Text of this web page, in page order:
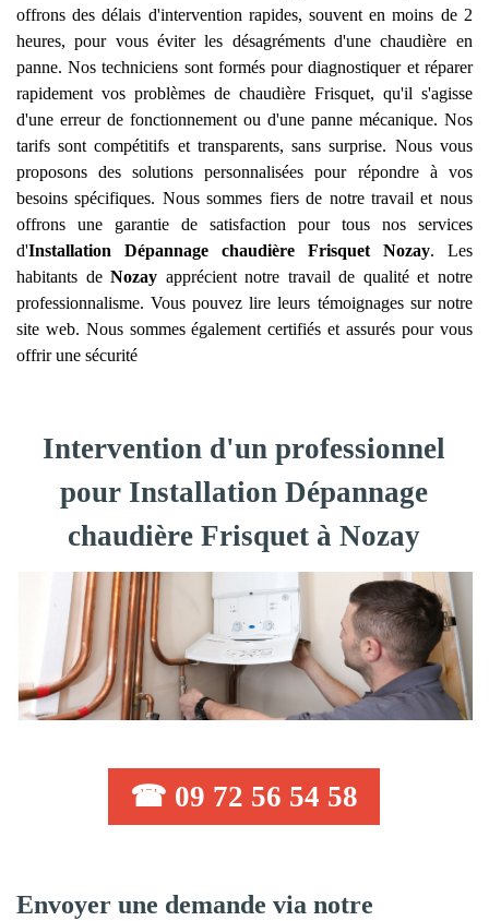
offrons des délais d'intervention rapides, souvent en moins de 2
heures, pour vous éviter les désagréments d'une chaudière en
panne. Nos techniciens sont formés pour diagnostiquer et réparer
rapidement vos problèmes de chaudière Frisquet, qu'il s'agisse
d'une erreur de fonctionnement ou d'une panne mécanique. Nos
tarifs sont compétitifs et transparents, sans surprise. Nous vous
proposons des solutions personnalisées pour répondre à vos
besoins spécifiques. Nous sommes fiers de notre travail et nous
offrons une garantie de satisfaction pour tous nos services
d'Installation Dépannage chaudière Frisquet Nozay. Les
habitants deNozay apprécient notre travail de qualité et notre
professionnalisme. Vous pouvez lire leurs témoignages sur notre
site web. Nous sommes également certifiés et assurés pour vous
offrir une sécurité
Intervention d'un professionnel
pour Installation Dépannage
chaudière Frisquet à Nozay
☎ 09 72 56 54 58
Envoyer une demande via notre